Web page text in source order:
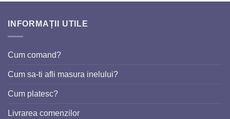
INFORMAȚII UTILE
Cum comand?
Cum sa-ti afli masura inelului?
Cum platesc?
Livrarea comenzilor